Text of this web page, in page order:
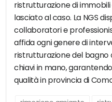
ristrutturazione di immobili
lasciato al caso. La NGS
collaboratori e
affida ogni genere di
ristrutturazione del
chiavi in mano,
qualità in provincia di